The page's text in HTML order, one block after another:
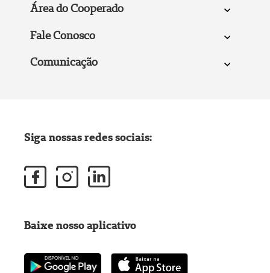
Área do Cooperado
Fale Conosco
Comunicação
Siga nossas redes sociais:
Baixe nosso aplicativo